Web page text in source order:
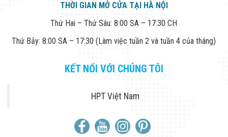
THỜI GIAN MỞ CỬA TẠI HÀ NỘI
Thứ Hai – Thứ Sáu: 8:00 SA – 17:30 CH
Thứ Bảy: 8:00 SA – 17:30 (Làm việc tuần 2 và tuần 4 của tháng)
KẾT NỐI VỚI CHÚNG TÔI
HPT Việt Nam